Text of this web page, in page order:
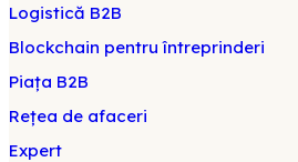
Logistică B2B
Blockchain pentru întreprinderi
Piața B2B
Rețea de afaceri
Expert